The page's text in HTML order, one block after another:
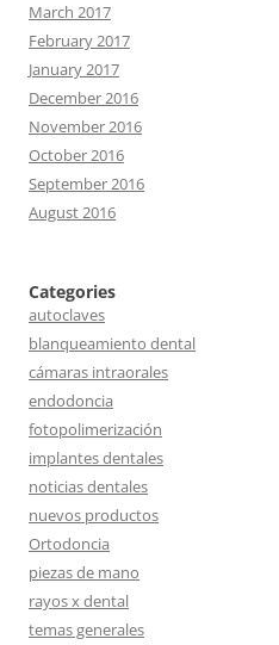
March 2017
February 2017
January 2017
December 2016
November 2016
October 2016
September 2016
August 2016
Categories
autoclaves
blanqueamiento dental
cámaras intraorales
endodoncia
fotopolimerización
implantes dentales
noticias dentales
nuevos productos
Ortodoncia
piezas de mano
rayos x dental
temas generales